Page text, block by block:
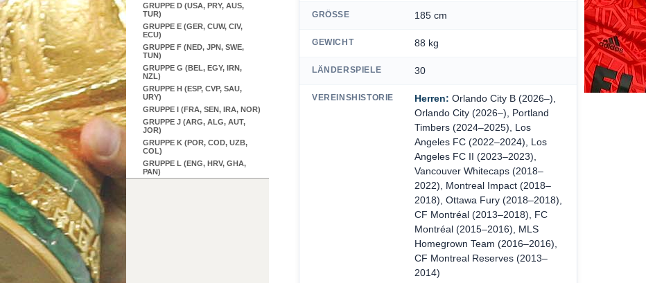
GRUPPE D (USA, PRY, AUS,
TUR)
GRUPPE E (GER, CUW, CIV,
ECU)
GRUPPE F (NED, JPN, SWE,
TUN)
GRUPPE G (BEL, EGY, IRN,
NZL)
GRUPPE H (ESP, CVP, SAU,
URY)
GRUPPE I (FRA, SEN, IRA, NOR)
GRUPPE J (ARG, ALG, AUT,
JOR)
GRUPPE K (POR, COD, UZB,
COL)
GRUPPE L (ENG, HRV, GHA,
PAN)
GRÖSSE 185 cm
GEWICHT 88 kg
LÄNDERSPIELE 30
VEREINSHISTORIE Herren: Orlando City B (2026–),
Orlando City (2026–), Portland
Timbers (2024–2025), Los
Angeles FC (2022–2024), Los
Angeles FC II (2023–2023),
Vancouver Whitecaps (2018–
2022), Montreal Impact (2018–
2018), Ottawa Fury (2018–2018),
CF Montréal (2013–2018), FC
Montréal (2015–2016), MLS
Homegrown Team (2016–2016),
CF Montreal Reserves (2013–
2014)